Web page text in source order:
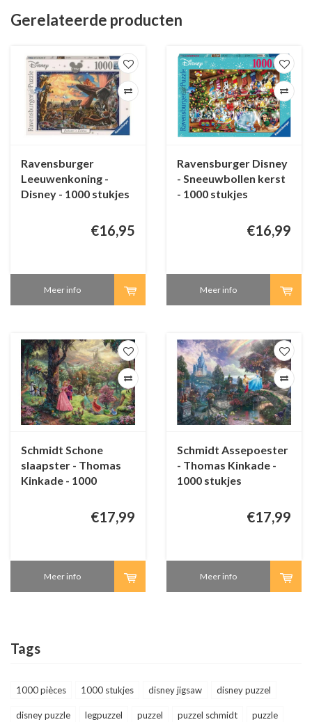
Gerelateerde producten
Ravensburger
Leeuwenkoning -
Disney - 1000 stukjes
€16,95
Meer info
Ravensburger Disney
- Sneeuwbollen kerst
- 1000 stukjes
€16,99
Meer info
Schmidt Schone
slaapster - Thomas
Kinkade - 1000
€17,99
Meer info
Schmidt Assepoester
- Thomas Kinkade -
1000 stukjes
€17,99
Meer info
Tags
1000 pièces 1000 stukjes disney jigsaw disney puzzel
disney puzzle legpuzzel puzzel puzzel schmidt puzzle